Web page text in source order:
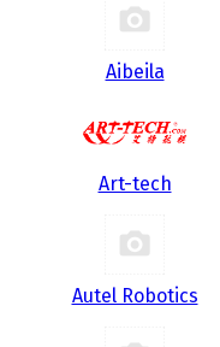
Aibeila
Art-tech
Autel Robotics